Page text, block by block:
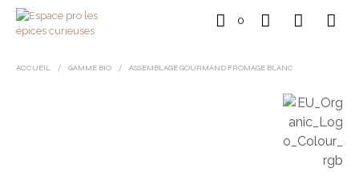
0
ACCUEIL / GAMME BIO / ASSEMBLAGE GOURMAND FROMAGE BLANC